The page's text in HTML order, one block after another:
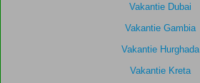
Vakantie Dubai
Vakantie Gambia
Vakantie Hurghada
Vakantie Kreta